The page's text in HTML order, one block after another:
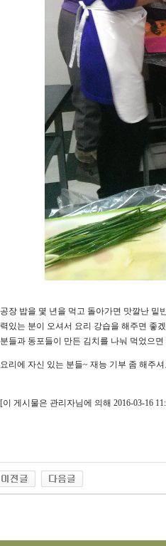
공장 밥을 몇 년을 먹고 돌아가면 맛깔난
력있는 분이 오셔서 요리 강습을 해주면 좋
분들과 동포들이 만든 김치를 나눠 먹었으
요리에 자신 있는 분들~ 재능 기부 좀 해주
[이 게시물은 관리자님에 의해 2016-03-16